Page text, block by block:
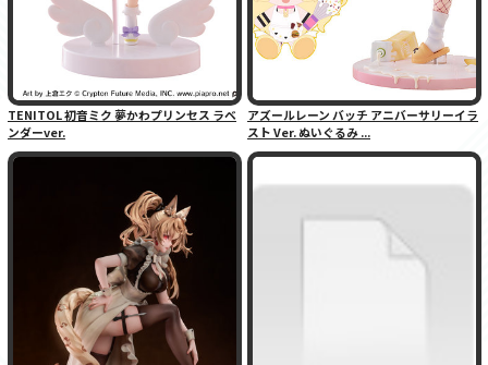
TENITOL 初音ミク 夢かわプリンセス ラベ
ンダーver.
アズールレーン バッチ アニバーサリーイラ
スト Ver. ぬいぐるみ ...